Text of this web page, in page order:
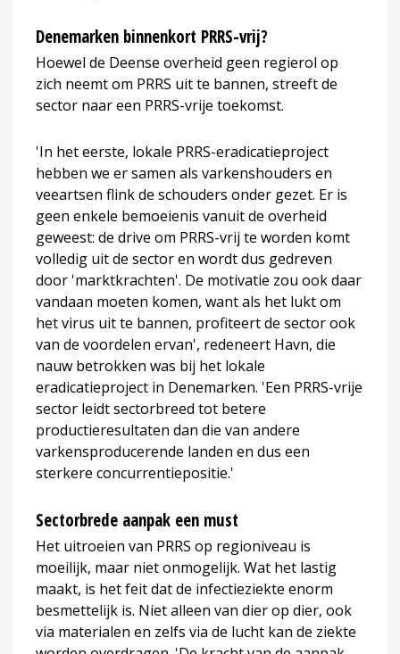
Denemarken binnenkort PRRS-vrij?
Hoewel de Deense overheid geen regierol op
zich neemt om PRRS uit te bannen, streeft de
sector naar een PRRS-vrije toekomst.
'In het eerste, lokale PRRS-eradicatieproject
hebben we er samen als varkenshouders en
veeartsen flink de schouders onder gezet. Er is
geen enkele bemoeienis vanuit de overheid
geweest: de drive om PRRS-vrij te worden komt
volledig uit de sector en wordt dus gedreven
door 'marktkrachten'. De motivatie zou ook daar
vandaan moeten komen, want als het lukt om
het virus uit te bannen, profiteert de sector ook
van de voordelen ervan', redeneert Havn, die
nauw betrokken was bij het lokale
eradicatieproject in Denemarken. 'Een PRRS-vrije
sector leidt sectorbreed tot betere
productieresultaten dan die van andere
varkensproducerende landen en dus een
sterkere concurrentiepositie.'
Sectorbrede aanpak een must
Het uitroeien van PRRS op regioniveau is
moeilijk, maar niet onmogelijk. Wat het lastig
maakt, is het feit dat de infectieziekte enorm
besmettelijk is. Niet alleen van dier op dier, ook
via materialen en zelfs via de lucht kan de ziekte